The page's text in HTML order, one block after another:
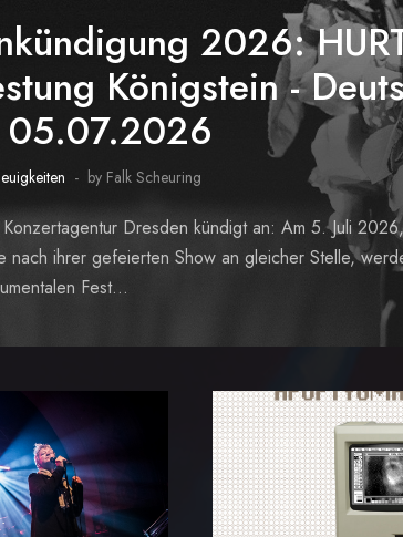
2026:
Königstein -
05.07.2026
by Falk Scheuring
Dresden kündigt an: Am 5. Juli
nach ihrer gefeierten Show an gleicher Stelle,
Fest...